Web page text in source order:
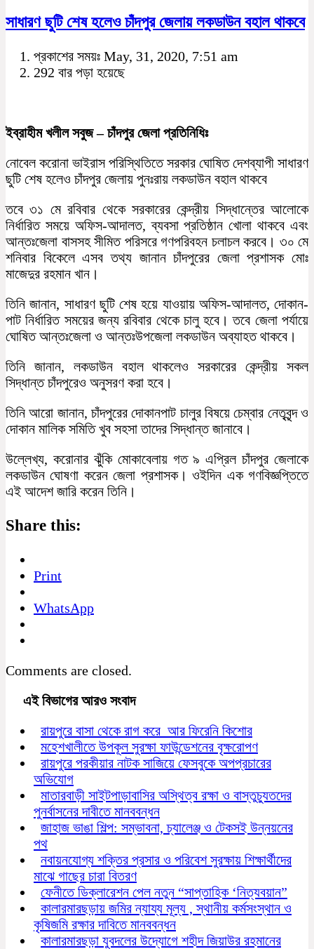
সাধারণ ছুটি শেষ হলেও চাঁদপুর জেলায় লকডাউন বহাল থাকবে
প্রকাশের সময়ঃ May, 31, 2020, 7:51 am
292 বার পড়া হয়েছে
ইব্রাহীম খলীল সবুজ – চাঁদপুর জেলা প্রতিনিধিঃ
নোবেল করোনা ভাইরাস পরিস্থিতিতে সরকার ঘোষিত দেশব্যাপী সাধারণ
ছুটি শেষ হলেও চাঁদপুর জেলায় পুনঃরায় লকডাউন বহাল থাকবে
তবে ৩১ মে রবিবার থেকে সরকারের কেন্দ্রীয় সিদ্ধান্তের আলোকে
নির্ধারিত সময়ে অফিস-আদালত, ব্যবসা প্রতিষ্ঠান খোলা থাকবে এবং
আন্তঃজেলা বাসসহ সীমিত পরিসরে গণপরিবহন চলাচল করবে। ৩০ মে
শনিবার বিকেলে এসব তথ্য জানান চাঁদপুরের জেলা প্রশাসক মোঃ
মাজেদুর রহমান খান।
তিনি জানান, সাধারণ ছুটি শেষ হয়ে যাওয়ায় অফিস-আদালত, দোকান-
পাট নির্ধারিত সময়ের জন্য রবিবার থেকে চালু হবে। তবে জেলা পর্যায়ে
ঘোষিত আন্তঃজেলা ও আন্তঃউপজেলা লকডাউন অব্যাহত থাকবে।
তিনি জানান, লকডাউন বহাল থাকলেও সরকারের কেন্দ্রীয় সকল
সিদ্ধান্ত চাঁদপুরেও অনুসরণ করা হবে।
তিনি আরো জানান, চাঁদপুরের দোকানপাট চালুর বিষয়ে চেম্বার নেতৃবৃন্দ ও
দোকান মালিক সমিতি খুব সহসা তাদের সিদ্ধান্ত জানাবে।
উল্লেখ্য, করোনার ঝুঁকি মোকাবেলায় গত ৯ এপ্রিল চাঁদপুর জেলাকে
লকডাউন ঘোষণা করেন জেলা প্রশাসক। ওইদিন এক গণবিজ্ঞপ্তিতে
এই আদেশ জারি করেন তিনি।
Share this:
Print
WhatsApp
Comments are closed.
এই বিভাগের আরও সংবাদ
রায়পুরে বাসা থেকে রাগ করে আর ফিরেনি কিশোর
মহেশখালীতে উপকূল সুরক্ষা ফাউন্ডেশনের বৃক্ষরোপণ
রায়পুরে পরকীয়ার নাটক সাজিয়ে ফেসবুকে অপপ্রচারের
অভিযোগ
মাতারবাড়ী সাইটপাড়াবাসির অস্থিত্ব রক্ষা ও বাস্তুচ্যুতদের
পুনর্বাসনের দাবীতে মানববন্ধন
জাহাজ ভাঙা শিল্প: সম্ভাবনা, চ্যালেঞ্জ ও টেকসই উন্নয়নের
পথ
নবায়নযোগ্য শক্তির প্রসার ও পরিবেশ সুরক্ষায় শিক্ষার্থীদের
মাঝে গাছের চারা বিতরণ
ফেনীতে ডিক্লারেশন পেল নতুন “সাপ্তাহিক ‘নিত্যবয়ান”
কালারমারছড়ায় জমির ন্যায্য মূল্য , স্থানীয় কর্মসংস্থান ও
কৃষিজমি রক্ষার দাবিতে মানববন্ধন
কালারমারছড়া যুবদলের উদ্যোগে শহীদ জিয়াউর রহমানের